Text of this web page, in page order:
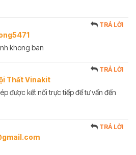
TRẢ LỜI
khong ban
Thất Vinakit
TRẢ LỜI
được kết nối trực tiếp để tư vấn đến
TRẢ LỜI